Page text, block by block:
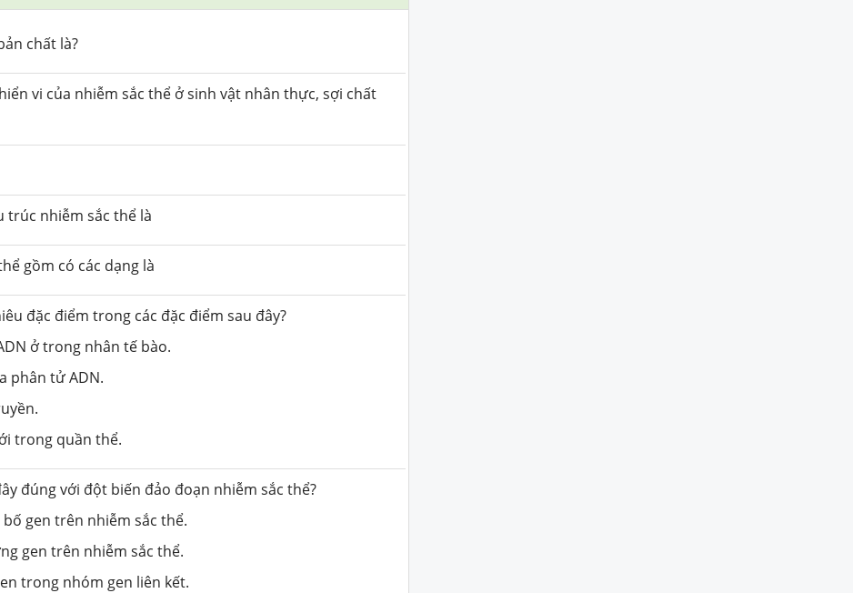
chất là?
vi của nhiễm sắc thể ở sinh vật nhân thực, sợi chất
trúc nhiễm sắc thể là
gồm có các dạng là
đặc điểm trong các đặc điểm sau đây?
ở trong nhân tế bào.
phân tử ADN.
trong quần thể.
đúng với đột biến đảo đoạn nhiễm sắc thể?
gen trên nhiễm sắc thể.
gen trên nhiễm sắc thể.
trong nhóm gen liên kết.